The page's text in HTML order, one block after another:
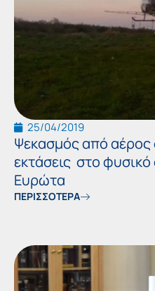
25/04/2019
Ψεκασμός από αέρος
εκτάσεις στο
Ευρώτα
ΠΕΡΙΣΣΟΤΕΡΑ